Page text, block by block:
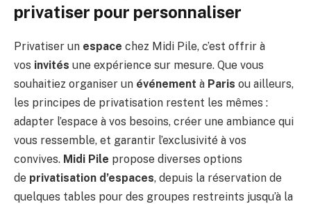
privatiser pour personnaliser
Privatiser un espace chez Midi Pile, c’est offrir à
vos invités une expérience sur mesure. Que vous
souhaitiez organiser un événement à Paris ou ailleurs,
les principes de privatisation restent les mêmes :
adapter l’espace à vos besoins, créer une ambiance qui
vous ressemble, et garantir l’exclusivité à vos
convives. Midi Pile propose diverses options
de privatisation d’espaces, depuis la réservation de
quelques tables pour des groupes restreints jusqu’à la